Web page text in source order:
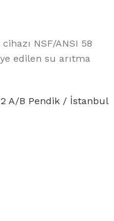
NSF/ANSI 58
edilen su arıtma
A/B Pendik / İstanbul